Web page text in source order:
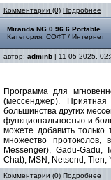
Комментарии (0) Подробнее
Miranda NG 0.96.6 Portable
Категория: СОФТ / Интернет
автор: adminb | 11-05-2025,
Программа для
(мессенджер).
большинства других
функциональностью и
можете добавить
множество протоколов,
Messenger), Gadu-Gadu,
Chat), MSN, Netsend, Tlen,
Комментарии (0) Подробнее